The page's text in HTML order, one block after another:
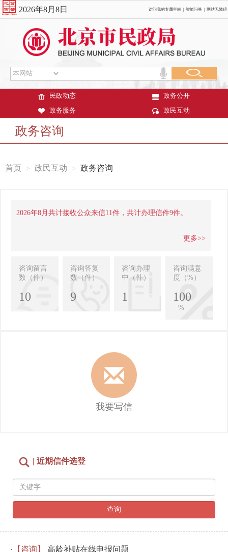
2026年8月8日 访问我的专属空间 智能问答 网站无障碍
民政动态 政务公开
政务服务 政民互动
政务咨询
首页 政民互动 政务咨询
2026年8月共计接收公众来信11件，共计办理信件9件。
更多>>
咨询留言
数（件）
10
咨询答复
数（件）
9
咨询办理
中（件）
1
咨询满意
度（%）
100
%
我要写信
| 近期信件选登
查询
·【咨询】 高龄补贴在线申报问题